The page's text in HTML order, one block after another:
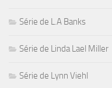
Série de L.A Banks
Série de Linda Lael Miller
Série de Lynn Viehl